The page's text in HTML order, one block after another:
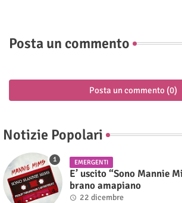
Posta un commento
Posta un commento (0)
Notizie Popolari
EMERGENTI
E’ uscito “Sono Mannie
brano amapiano
22 dicembre